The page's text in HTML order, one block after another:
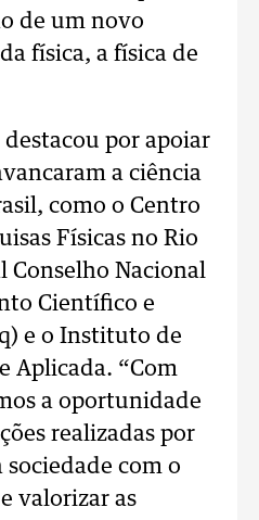
de um novo
física, a física de
por apoiar
a ciência
como o Centro
Físicas no Rio
Conselho Nacional
Científico e
e o Instituto de
Aplicada. “Com
a oportunidade
realizadas por
com o
valorizar as